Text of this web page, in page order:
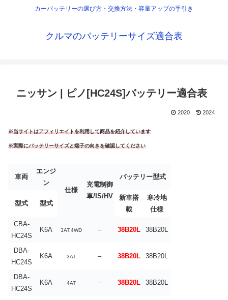
カーバッテリーの選び方・交換方法・容量アップの手引き
クルマのバッテリーサイズ適合表
ニッサン | ピノ[HC24S]バッテリー適合表
2020 2024
※当サイトはアフィリエイトを利用して商品を紹介しています
※実際にバッテリーサイズと端子の向きを確認してください
車両
エンジ
ン
仕様
充電制御
車/IS/HV
バッテリー型式
型式 型式
新車搭
載
寒冷地
仕様
CBA-
HC24S
K6A 3AT,4WD – 38B20L 38B20L
DBA-
HC24S
K6A 3AT – 38B20L 38B20L
DBA-
HC24S
K6A 4AT – 38B20L 38B20L